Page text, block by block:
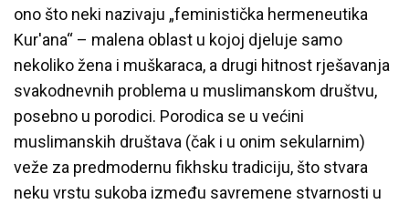
ono što neki nazivaju „feministička hermeneutika
Kur'ana“ – malena oblast u kojoj djeluje samo
nekoliko žena i muškaraca, a drugi hitnost rješavanja
svakodnevnih problema u muslimanskom društvu,
posebno u porodici. Porodica se u većini
muslimanskih društava (čak i u onim sekularnim)
veže za predmodernu fikhsku tradiciju, što stvara
neku vrstu sukoba između savremene stvarnosti u